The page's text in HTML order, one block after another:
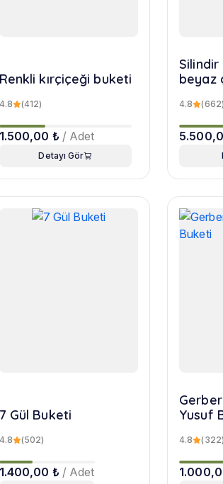
Renkli kırçiçeği buketi
4.8 (412)
1.500,00 ₺ / Adet
Detayı Gör
beyaz
4.8 (662)
7 Gül Buketi
4.8 (502)
1.400,00 ₺ / Adet
Yusuf
4.8 (322)